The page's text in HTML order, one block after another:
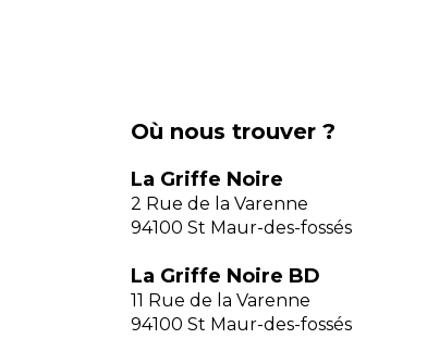
Où nous trouver ?
La Griffe Noire
2 Rue de la Varenne
94100 St Maur-des-fossés
La Griffe Noire BD
11 Rue de la Varenne
94100 St Maur-des-fossés